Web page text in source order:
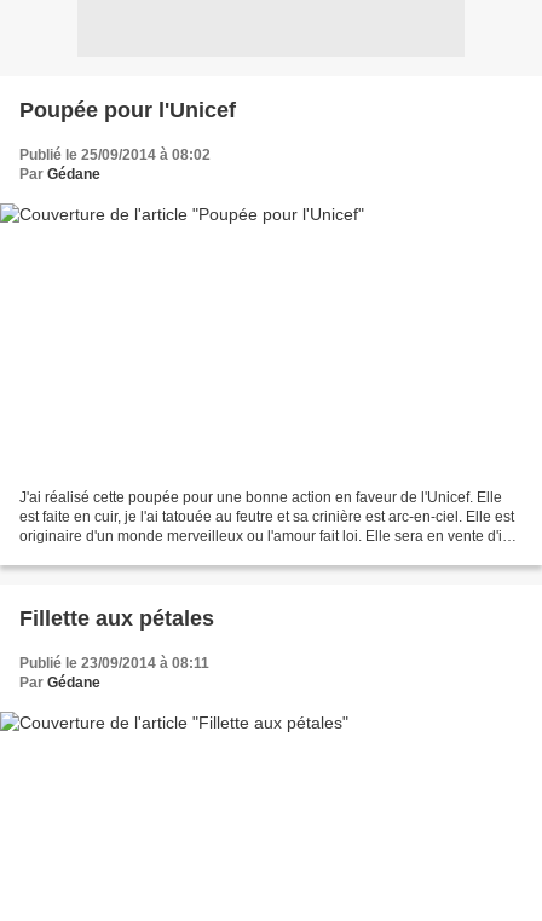
Poupée pour l'Unicef
Publié le 25/09/2014 à 08:02
Par Gédane
J'ai réalisé cette poupée pour une bonne action en faveur de l'Unicef. Elle
est faite en cuir, je l'ai tatouée au feutre et sa crinière est arc-en-ciel. Elle est
originaire d'un monde merveilleux ou l'amour fait loi. Elle sera en vente d'ici
Fillette aux pétales
Publié le 23/09/2014 à 08:11
Par Gédane